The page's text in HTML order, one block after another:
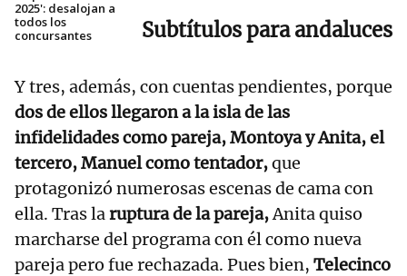
2025': desalojan a
todos los
concursantes
Subtítulos para andaluces
Y tres, además, con cuentas pendientes, porque
dos de ellos llegaron a la isla de las
infidelidades como pareja, Montoya y Anita, el
tercero, Manuel como tentador,que
protagonizó numerosas escenas de cama con
ella. Tras laruptura de la pareja,Anita quiso
marcharse del programa con él como nueva
pareja pero fue rechazada. Pues bien, Telecinco